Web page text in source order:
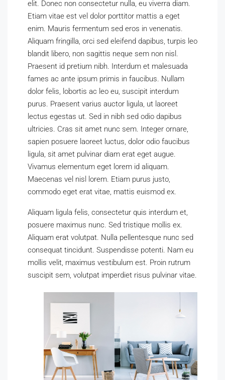
elit. Donec non consectetur nulla, eu viverra diam.
Etiam vitae est vel dolor porttitor mattis a eget
enim. Mauris fermentum sed eros in venenatis.
Aliquam fringilla, orci sed eleifend dapibus, turpis leo
blandit libero, non sagittis neque sem non nisl.
Praesent id pretium nibh. Interdum et malesuada
fames ac ante ipsum primis in faucibus. Nullam
dolor felis, lobortis ac leo eu, suscipit interdum
purus. Praesent varius auctor ligula, ut laoreet
lectus egestas ut. Sed in nibh sed odio dapibus
ultricies. Cras sit amet nunc sem. Integer ornare,
sapien posuere laoreet luctus, dolor odio faucibus
ligula, sit amet pulvinar diam erat eget augue.
Vivamus elementum eget lorem id aliquam.
Maecenas vel nisl lorem. Etiam purus justo,
commodo eget erat vitae, mattis euismod ex.
Aliquam ligula felis, consectetur quis interdum et,
posuere maximus nunc. Sed tristique mollis ex.
Aliquam erat volutpat. Nulla pellentesque nunc sed
consequat tincidunt. Suspendisse potenti. Nam eu
mollis velit, maximus vestibulum est. Proin rutrum
suscipit sem, volutpat imperdiet risus pulvinar vitae.